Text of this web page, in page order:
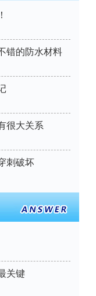
错的防水材料
很大关系
刺破坏
关键